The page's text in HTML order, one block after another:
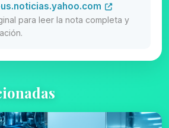
para leer la nota completa y